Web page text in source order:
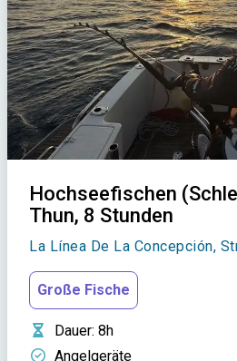
Hochseefischen
Thun, 8 Stunden
La Línea De La Concepción,
Große Fische
Dauer: 8h
Angelgeräte